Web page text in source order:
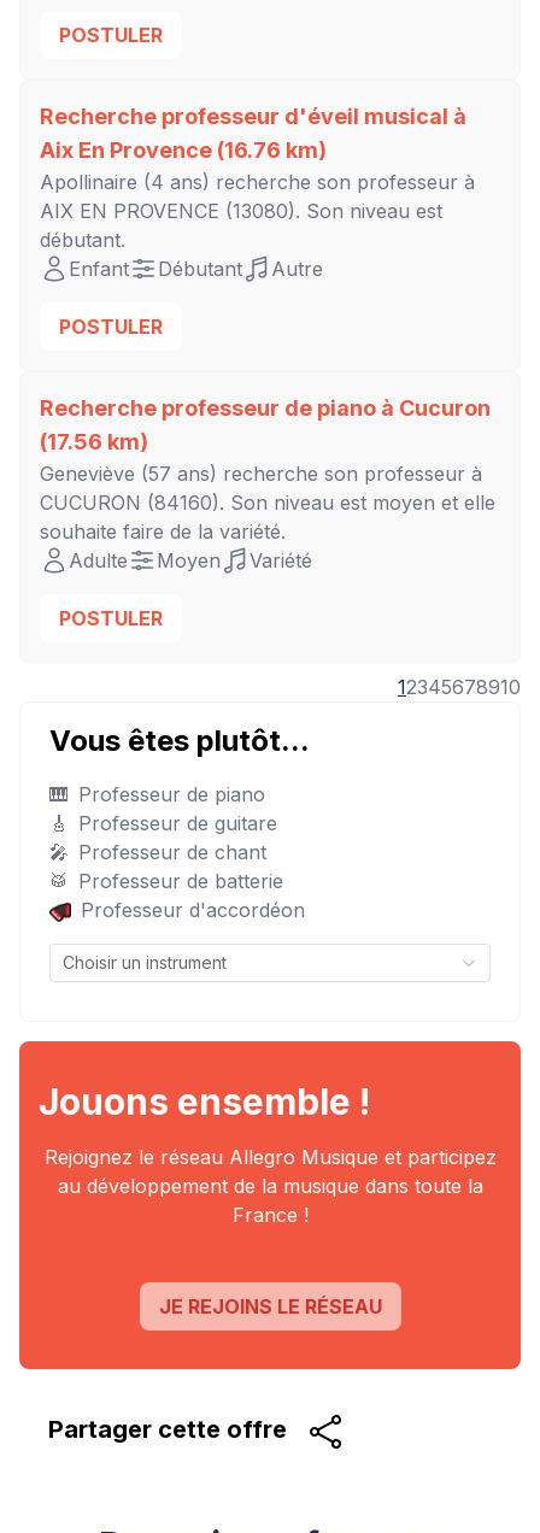
POSTULER
Recherche professeur d'éveil musical à
Aix En Provence (16.76 km)
Apollinaire (4 ans) recherche son professeur à
AIX EN PROVENCE (13080). Son niveau est
débutant.
Enfant
Débutant Autre
POSTULER
Recherche professeur de piano à Cucuron
(17.56 km)
Geneviève (57 ans) recherche son professeur à
CUCURON (84160). Son niveau est moyen et elle
souhaite faire de la variété.
Adulte
Moyen Variété
POSTULER
12345678910
Vous êtes plutôt...
🎹 Professeur de piano
🎸
Professeur de guitare
🎤 Professeur de chant
🥁 Professeur de batterie
Professeur d'accordéon
Jouons ensemble !
Rejoignez le réseau Allegro Musique et participez
au développement de la musique dans toute la
France !
JE REJOINS LE RÉSEAU
Partager cette offre